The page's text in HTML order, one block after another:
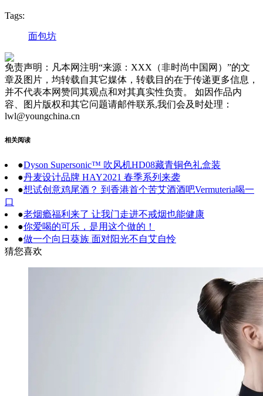
Tags:
面包坊
免责声明：凡本网注明“来源：XXX（非时尚中国网）”的文
章及图片，均转载自其它媒体，转载目的在于传递更多信息，
并不代表本网赞同其观点和对其真实性负责。 如因作品内
容、图片版权和其它问题请邮件联系,我们会及时处理：
lwl@youngchina.cn
相关阅读
●Dyson Supersonic™ 吹风机HD08藏青铜色礼盒装
●丹麦设计品牌 HAY2021 春季系列来袭
●想试创意鸡尾酒？ 到香港首个苦艾酒酒吧Vermuteria喝一
口
●老烟瘾福利来了 让我门走进不戒烟也能健康
●你爱喝的可乐，是用这个做的！
●做一个向日葵族 面对阳光不自艾自怜
猜您喜欢